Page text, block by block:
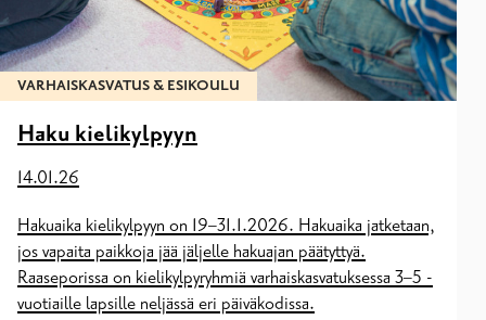
VARHAISKASVATUS & ESIKOULU
Haku kielikylpyyn
14.01.26
Hakuaika kielikylpyyn on 19–31.1.2026. Hakuaika jatketaan,
jos vapaita paikkoja jää jäljelle hakuajan päätyttyä.
Raaseporissa on kielikylpyryhmiä varhaiskasvatuksessa 3–5 -
vuotiaille lapsille neljässä eri päiväkodissa.